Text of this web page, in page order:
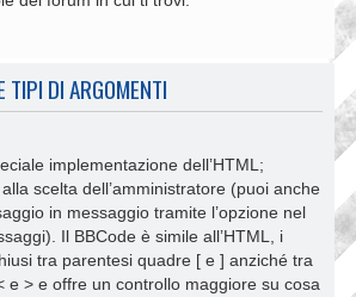
TIPI DI ARGOMENTI
implementazione dell’HTML;
scelta dell’amministratore (puoi anche
in messaggio tramite l’opzione nel
Il BBCode è simile all’HTML, i
tra parentesi quadre [ e ] anziché tra
e > e offre un controllo maggiore su cosa